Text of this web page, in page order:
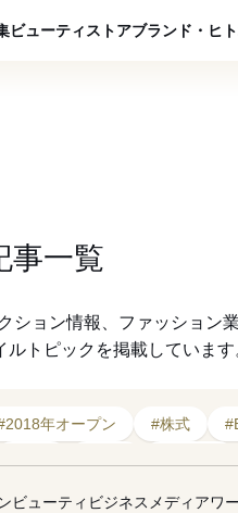
ビューティ ストアブランド・ヒト
事一覧
ション情報、ファッション
トピックを掲載しています
年オープン #株式
ア
#創業者 #コレクシ
ビューティ ビジネス メディアワ